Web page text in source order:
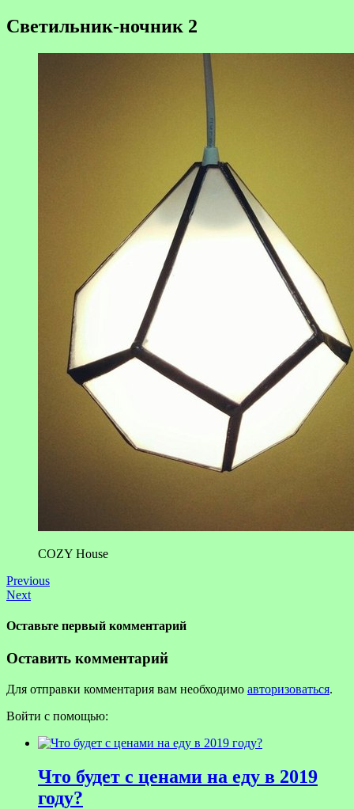
Светильник-ночник 2
COZY House
Previous
Next
Оставьте первый комментарий
Оставить комментарий
Для отправки комментария вам необходимо авторизоваться.
Войти с помощью:
Что будет с ценами на еду в 2019
году?